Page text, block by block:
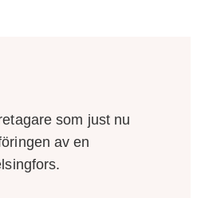
som just nu
av en